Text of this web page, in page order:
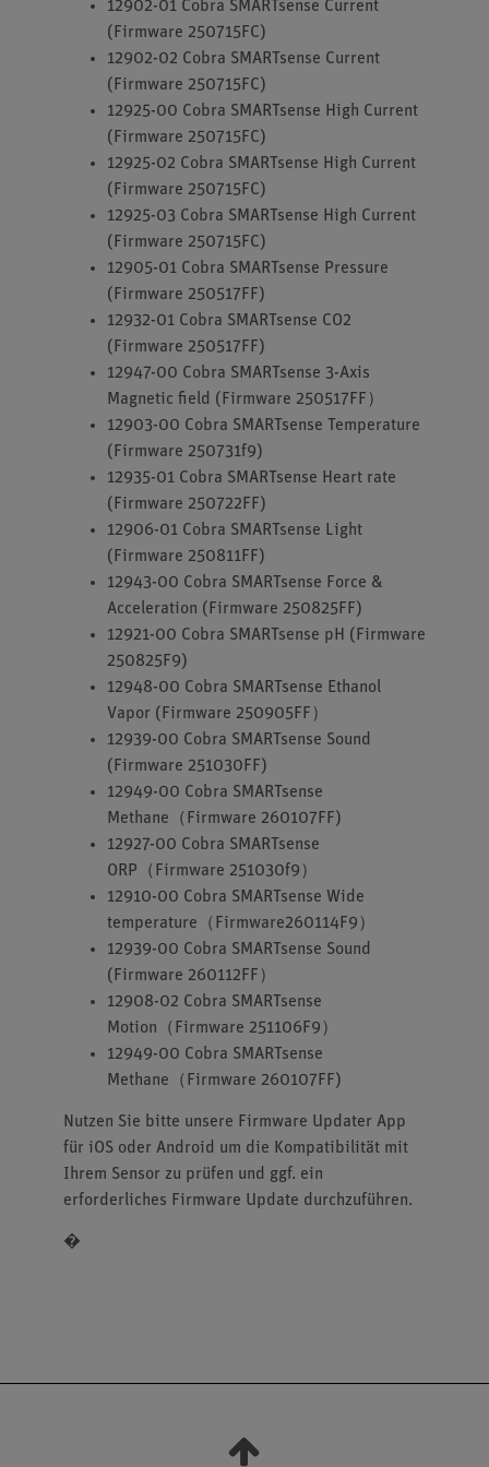
12902-01 Cobra SMARTsense Current
(Firmware 250715FC)
12902-02 Cobra SMARTsense Current
(Firmware 250715FC)
12925-00 Cobra SMARTsense High Current
(Firmware 250715FC)
12925-02 Cobra SMARTsense High Current
(Firmware 250715FC)
12925-03 Cobra SMARTsense High Current
(Firmware 250715FC)
12905-01 Cobra SMARTsense Pressure
(Firmware 250517FF)
12932-01 Cobra SMARTsense CO2
(Firmware 250517FF)
12947-00 Cobra SMARTsense 3-Axis
Magnetic field (Firmware 250517FF）
12903-00 Cobra SMARTsense Temperature
(Firmware 250731f9)
12935-01 Cobra SMARTsense Heart rate
(Firmware 250722FF)
12906-01 Cobra SMARTsense Light
(Firmware 250811FF)
12943-00 Cobra SMARTsense Force &
Acceleration (Firmware 250825FF)
12921-00 Cobra SMARTsense pH (Firmware
250825F9)
12948-00 Cobra SMARTsense Ethanol
Vapor (Firmware 250905FF）
12939-00 Cobra SMARTsense Sound
(Firmware 251030FF)
12949-00 Cobra SMARTsense
Methane（Firmware 260107FF)
12927-00 Cobra SMARTsense
ORP（Firmware 251030f9）
12910-00 Cobra SMARTsense Wide
temperature（Firmware260114F9）
12939-00 Cobra SMARTsense Sound
(Firmware 260112FF）
12908-02 Cobra SMARTsense
Motion（Firmware 251106F9）
12949-00 Cobra SMARTsense
Methane（Firmware 260107FF)
Nutzen Sie bitte unsere Firmware Updater App
für iOS oder Android um die Kompatibilität mit
Ihrem Sensor zu prüfen und ggf. ein
erforderliches Firmware Update durchzuführen.
�